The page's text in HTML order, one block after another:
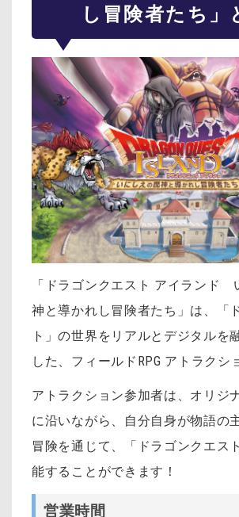
し冒険者たち」
「ドラゴンクエスト アイランド
神と導かれし冒険者たち」は、「
ト」の世界をリアルとデジタルを
した、フィールドRPG アトラクシ
アトラクション参加者は、オリジ
に沿いながら、自分自身が物語の
冒険を通じて、「ドラゴンクエス
能することができます！
営業時間